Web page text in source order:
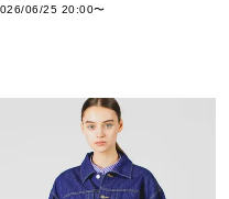
06/25 20:00〜